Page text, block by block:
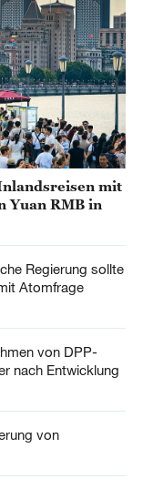
mit
Yuan RMB in
Regierung sollte
Atomfrage
von DPP-
nach Entwicklung
von